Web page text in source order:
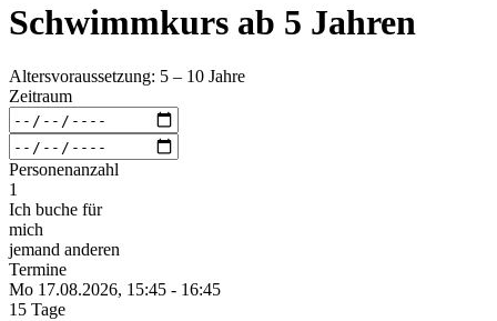
Schwimmkurs ab 5 Jahren
Altersvoraussetzung: 5 – 10 Jahre
Zeitraum
Personenanzahl
1
Ich buche für
mich
jemand anderen
Termine
Mo 17.08.2026, 15:45 - 16:45
15 Tage